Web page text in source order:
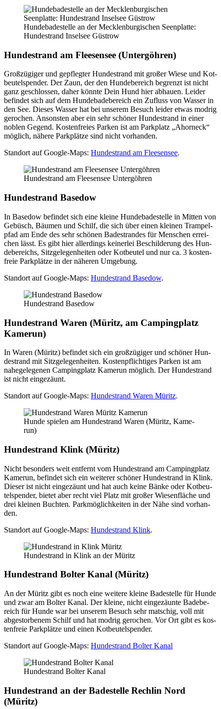
Hun­de­ba­de­stel­le an der Meck­len­bur­gi­schen Seen­plat­te:
Hun­de­strand Insel­see Güs­trow
Hun­de­strand am Flee­sen­see (Untergöh­ren)
Groß­zü­gi­ger und gepfleg­ter Hun­de­strand mit gro­ßer Wie­se und Kot­
beu­tel­spen­der. Der Zaun, der den Hun­de­be­reich begrenzt ist nicht
ganz geschlos­sen, daher könn­te Dein Hund hier abhau­en. Lei­der
befin­det sich auf dem Hun­de­ba­de­be­reich ein Zufluss von Was­ser in
den See. Die­ses Was­ser hat bei unse­rem Besuch lei­der etwas mod­rig
gero­chen. Ansons­ten aber ein sehr schö­ner Hun­de­strand in einer
noblen Gegend. Kos­ten­frei­es Par­ken ist am Park­platz „Ahorneck“
mög­lich, nähe­re Park­plät­ze sind nicht vor­han­den.
Stand­ort auf Goog­le-Maps: Hun­de­strand am Flee­sen­see.
Hun­de­strand am Flee­sen­see Untergöh­ren
Hun­de­strand Base­dow
In Base­dow befin­det sich eine klei­ne Hun­de­ba­de­stel­le in Mit­ten von
Gebüsch, Bäu­men und Schilf, die sich über einen klei­nen Tram­pel­
pfad am Ende des sehr schö­nen Bade­stran­des für Men­schen errei­
chen lässt. Es gibt hier aller­dings kei­ner­lei Beschil­de­rung des Hun­
de­be­reichs, Sitz­ge­le­gen­hei­ten oder Kot­beu­tel und nur ca. 3 kos­ten­
freie Park­plät­ze in der nähe­ren Umge­bung.
Stand­ort auf Goog­le-Maps: Hun­de­strand Base­dow.
Hun­de­strand Base­dow
Hun­de­strand Waren (Müritz, am Cam­ping­platz
Kame­run)
In Waren (Müritz) befin­det sich ein groß­zü­gi­ger und schö­ner Hun­
de­strand mit Sitz­ge­le­gen­hei­ten. Kos­ten­pflich­ti­ges Par­ken ist am
nahe­ge­le­ge­nen Cam­ping­platz Kame­run mög­lich. Der Hun­de­strand
ist nicht ein­ge­zäunt.
Stand­ort auf Goog­le-Maps: Hun­de­strand Waren Müritz.
Hun­de spie­len am Hun­de­strand Waren (Müritz, Kame­
run)
Hun­de­strand Klink (Müritz)
Nicht beson­ders weit ent­fernt vom Hun­de­strand am Cam­ping­platz
Kame­run, befin­det sich ein wei­te­rer schö­ner Hun­de­strand in Klink.
Die­ser ist nicht ein­ge­zäunt und hat auch kei­ne Bän­ke oder Kot­beu­
tel­spen­der, bie­tet aber recht viel Platz mit gro­ßer Wie­sen­flä­che und
drei klei­nen Buch­ten. Park­mög­lich­kei­ten in der Nähe sind vor­han­
den.
Stand­ort auf Goog­le-Maps: Hun­de­strand Klink.
Hun­de­strand in Klink an der Müritz
Hun­de­strand Bol­ter Kanal (Müritz)
An der Müritz gibt es noch eine wei­te­re klei­ne Bade­stel­le für Hun­de
und zwar am Bol­ter Kanal. Der klei­ne, nicht ein­ge­zäun­te Bade­be­
reich für Hun­de war bei unse­rem Besuch sehr mat­schig, voll mit
abge­stor­be­nem Schilf und hat mod­rig gero­chen. Vor Ort gibt es kos­
ten­freie Park­plät­ze und einen Kot­beu­tel­spen­der.
Stand­ort auf Goog­le-Maps: Hun­de­strand Bol­ter Kanal
Hun­de­strand Bol­ter Kanal
Hun­de­strand an der Bade­stel­le Rech­lin Nord
(Müritz)